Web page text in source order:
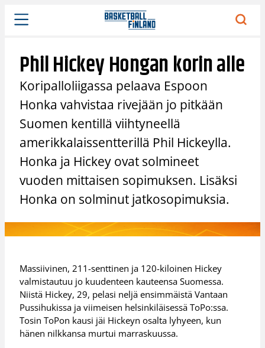
Siirry
sisältöön
Phil Hickey Hongan korin alle
Koripalloliigassa pelaava Espoon
Honka vahvistaa rivejään jo pitkään
Suomen kentillä viihtyneellä
amerikkalaissentterillä Phil Hickeylla.
Honka ja Hickey ovat solmineet
vuoden mittaisen sopimuksen. Lisäksi
Honka on solminut jatkosopimuksia.
Massiivinen, 211-senttinen ja 120-kiloinen Hickey
valmistautuu jo kuudenteen kauteensa Suomessa.
Niistä Hickey, 29, pelasi neljä ensimmäistä Vantaan
Pussihukissa ja viimeisen helsinkiläisessä ToPo:ssa.
Tosin ToPon kausi jäi Hickeyn osalta lyhyeen, kun
hänen nilkkansa murtui marraskuussa.